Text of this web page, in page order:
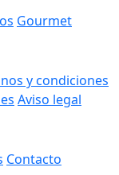
Gourmet
y condiciones
Aviso legal
Contacto